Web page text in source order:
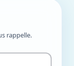
rappelle.